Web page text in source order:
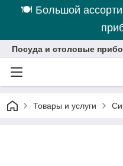
🍽 Большой
Посуда и столовые
Товары и услуги